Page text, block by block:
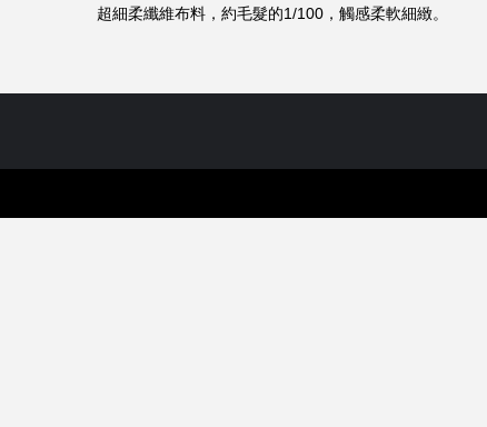
超細柔纖維布料，約毛髮的1/100，觸感柔軟細緻。